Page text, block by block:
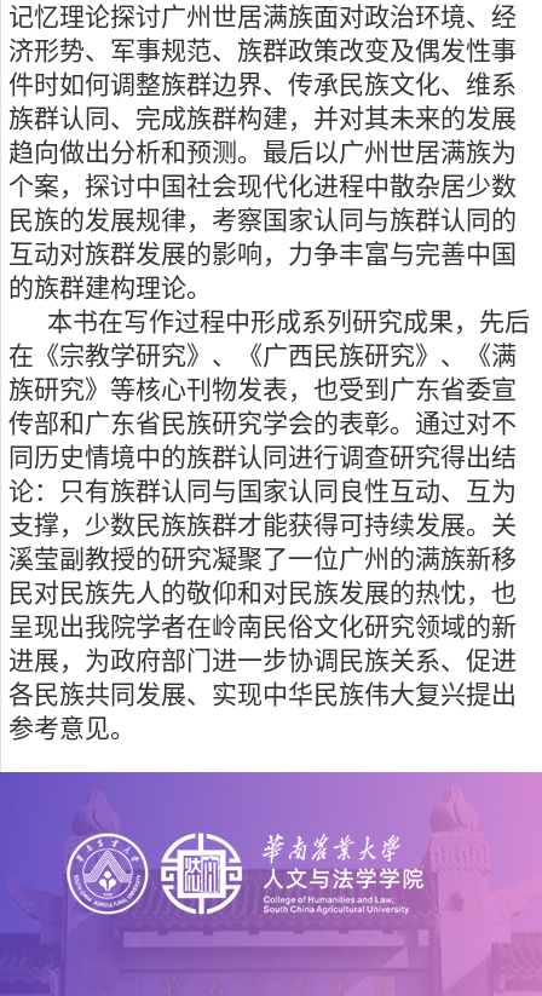
记忆理论探讨广州世居满族面对政治环境、经
济形势、军事规范、族群政策改变及偶发性事
件时如何调整族群边界、传承民族文化、维系
族群认同、完成族群构建，并对其未来的发展
趋向做出分析和预测。最后以广州世居满族为
个案，探讨中国社会现代化进程中散杂居少数
民族的发展规律，考察国家认同与族群认同的
互动对族群发展的影响，力争丰富与完善中国
的族群建构理论。
本书在写作过程中形成系列研究成果，先后
在《宗教学研究》、《广西民族研究》、《满
族研究》等核心刊物发表，也受到广东省委宣
传部和广东省民族研究学会的表彰。通过对不
同历史情境中的族群认同进行调查研究得出结
论：只有族群认同与国家认同良性互动、互为
支撑，少数民族族群才能获得可持续发展。关
溪莹副教授的研究凝聚了一位广州的满族新移
民对民族先人的敬仰和对民族发展的热忱，也
呈现出我院学者在岭南民俗文化研究领域的新
进展，为政府部门进一步协调民族关系、促进
各民族共同发展、 实现中华民族伟大复兴提出
参考意见。